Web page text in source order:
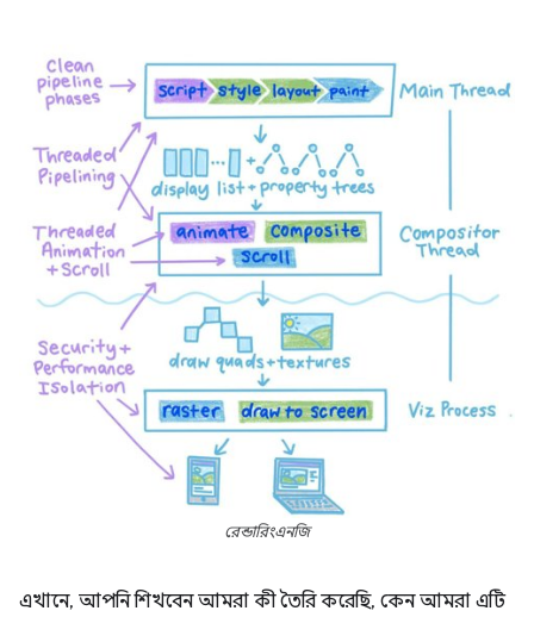
রেন্ডারিংএনজি
এখানে, আপনি শিখবেন আমরা কী তৈরি করেছি, কেন আমরা এটি